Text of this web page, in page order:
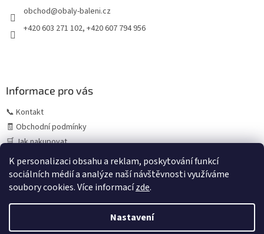
K personalizaci obsahu a reklam, poskytování funkcí
sociálních médií a analýze naší návštěvnosti využíváme
soubory cookies. Více informacízde.
Nastavení
V období července a srpna může z důvodu
čerpání dovolených výjimečně dojít k prodloužení
obchod@obaly-baleni.cz
+420 603 271 102, +420 607 794 956
Informace pro vás
📞 Kontakt
🧾 Obchodní podmínky
🛒 Jak nakupovat
⚠️ Zásady práce s osobními údaji (GDPR)